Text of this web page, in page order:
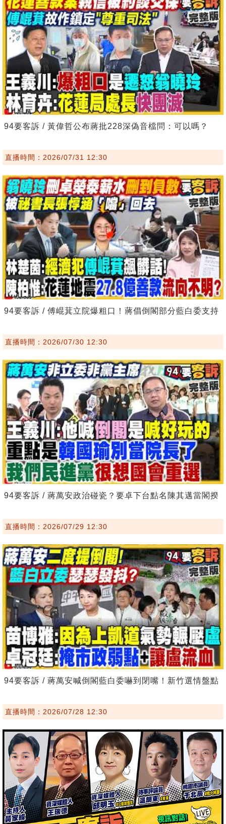
94要客訴 / 黃偉哲公布蔣批228深偽音檔問：可以嗎？
直播時間：2026/07/31 12:30
94要客訴 / 傅崐萁立院爆粗口！蔣倡倒閣部分藍白委支持
直播時間：2026/07/30 12:30
94要客訴 / 蔣萬安政治碰瓷？要卓下台點名陳其邁當閣揆
直播時間：2026/07/29 12:30
94要客訴 / 蔣萬安喊倒閣藍白委嚇到閉嘴！新竹選情盤點
直播時間：2026/07/28 12:30